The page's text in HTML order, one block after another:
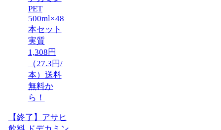
【終了】アサヒ